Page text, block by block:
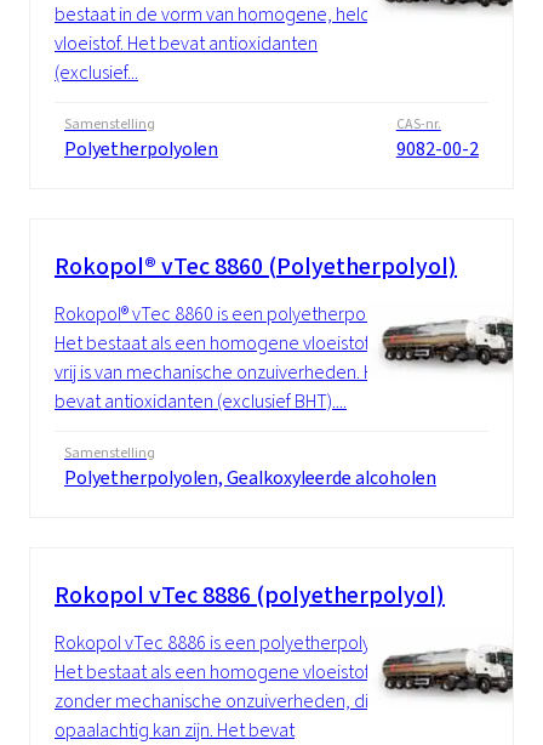
bestaat in de vorm van homogene, heldere
vloeistof. Het bevat antioxidanten
(exclusief...
Samenstelling
Polyetherpolyolen
CAS-nr.
9082-00-2
Rokopol® vTec 8860 (Polyetherpolyol)
Rokopol® vTec 8860 is een polyetherpolyol.
Het bestaat als een homogene vloeistof die
vrij is van mechanische onzuiverheden. Het
bevat antioxidanten (exclusief BHT)....
Samenstelling
Polyetherpolyolen, Gealkoxyleerde alcoholen
Rokopol vTec 8886 (polyetherpolyol)
Rokopol vTec 8886 is een polyetherpolyol.
Het bestaat als een homogene vloeistof
zonder mechanische onzuiverheden, die
opaalachtig kan zijn. Het bevat